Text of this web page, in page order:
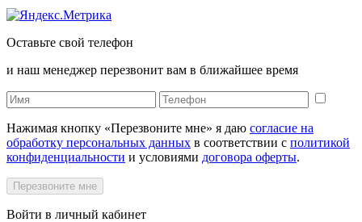
Оставьте свой телефон
и наш менеджер перезвонит вам в ближайшее время
Нажимая кнопку «Перезвоните мне» я даю согласие на
обработку персональных данных в соответствии с политикой
конфиденциальности и условиями договора оферты.
Перезвоните мне
Войти в личный кабинет